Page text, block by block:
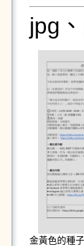
jpg
金黃色的種